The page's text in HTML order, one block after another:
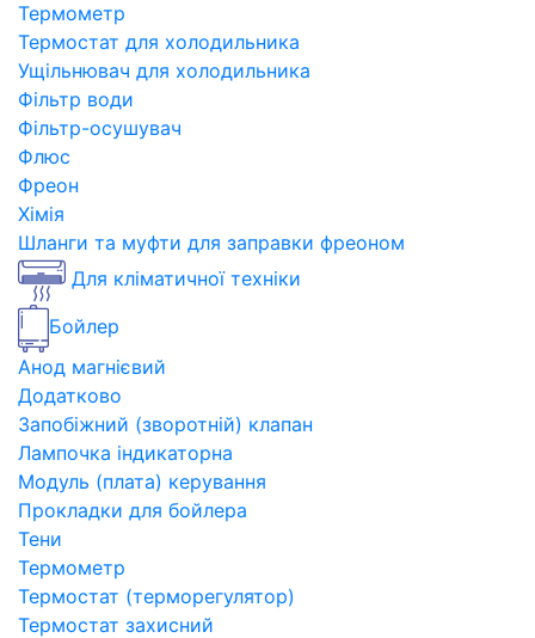
Термометр
Термостат для холодильника
Ущільнювач для холодильника
Фільтр води
Фільтр-осушувач
Флюс
Фреон
Хімія
Шланги та муфти для заправки фреоном
Для кліматичної техніки
Бойлер
Анод магнієвий
Додатково
Запобіжний (зворотній) клапан
Лампочка індикаторна
Модуль (плата) керування
Прокладки для бойлера
Тени
Термометр
Термостат (терморегулятор)
Термостат захисний